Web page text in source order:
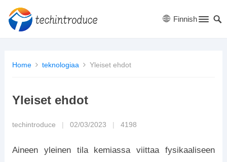
Finnish
Home teknologiaa Yleiset ehdot
Yleiset ehdot
techintroduce 02/03/2023 4198
Aineen yleinen tila kemiassa viittaa fysikaaliseen